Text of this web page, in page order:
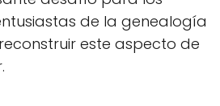
de la genealogía
este aspecto de